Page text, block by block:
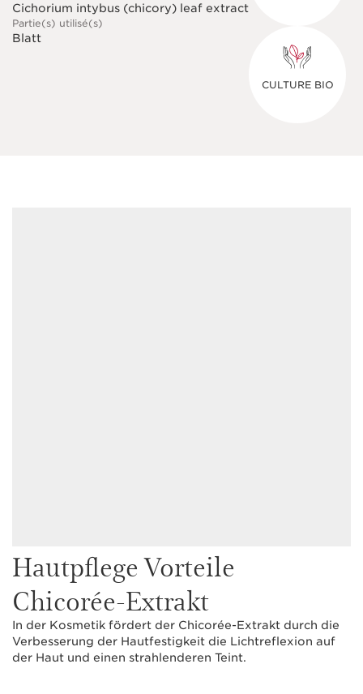
Cichorium intybus (chicory) leaf extract
Partie(s) utilisé(s)
Blatt
CULTURE BIO
Hautpflege Vorteile
Chicorée-Extrakt
In der Kosmetik fördert der Chicorée-Extrakt durch die
Verbesserung der Hautfestigkeit die Lichtreflexion auf
der Haut und einen strahlenderen Teint.